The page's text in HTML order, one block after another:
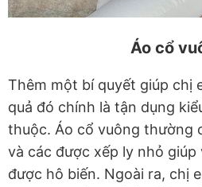
Áo cổ
Thêm một bí quyết giúp chị
quả đó chính là tận dụng
thuộc. Áo cổ vuông thường
và các được xếp ly nhỏ
được hô biến. Ngoài ra, chị